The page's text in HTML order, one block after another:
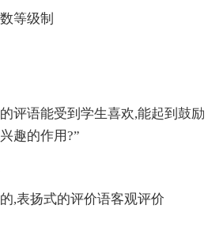
等级制
评语能受到学生喜欢,能起到鼓励
趣的作用?”
,表扬式的评价语客观评价